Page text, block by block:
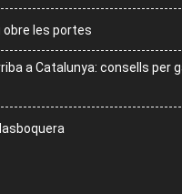
obre les portes
a Catalunya: consells per